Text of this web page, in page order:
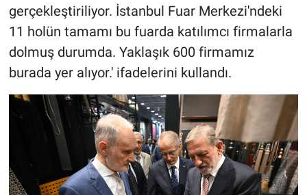
gerçekleştiriliyor. İstanbul Fuar Merkezi'ndeki
11 holün tamamı bu fuarda katılımcı firmalarla
dolmuş durumda. Yaklaşık 600 firmamız
burada yer alıyor.' ifadelerini kullandı.